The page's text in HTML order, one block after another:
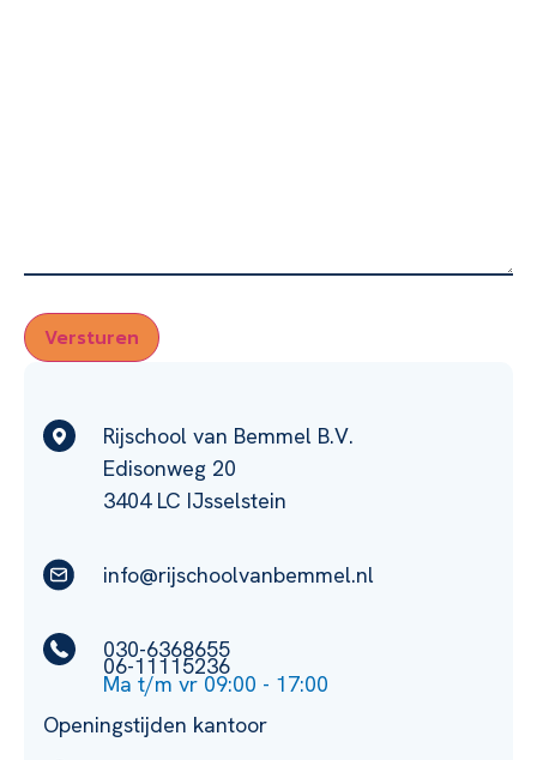
Rijschool van Bemmel B.V.
Edisonweg 20
3404 LC IJsselstein
info@rijschoolvanbemmel.nl
030-6368655
06-11115236
Ma t/m vr 09:00 - 17:00
Openingstijden kantoor